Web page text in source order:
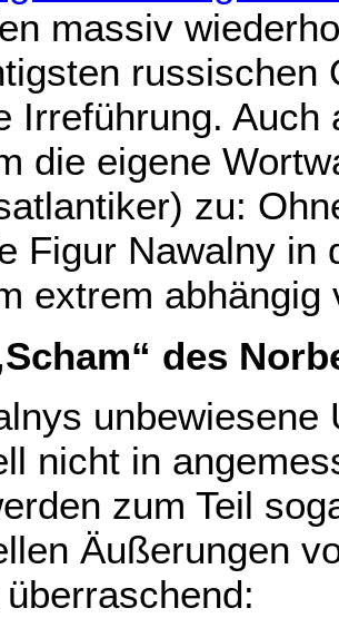
massiv
russischen
Irreführung.
die eigene
zu:
Figur Nawalny in
extrem
des
unbewiesene
nicht in
zum Teil
Äußerungen